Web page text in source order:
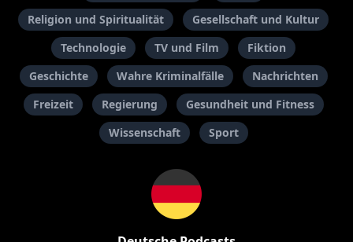
Religion und Spiritualität
Gesellschaft und Kultur
Technologie
TV und Film
Fiktion
Geschichte
Wahre Kriminalfälle
Nachrichten
Freizeit
Regierung
Gesundheit und Fitness
Wissenschaft
Sport